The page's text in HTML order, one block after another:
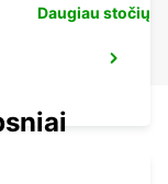
Daugiau stočių